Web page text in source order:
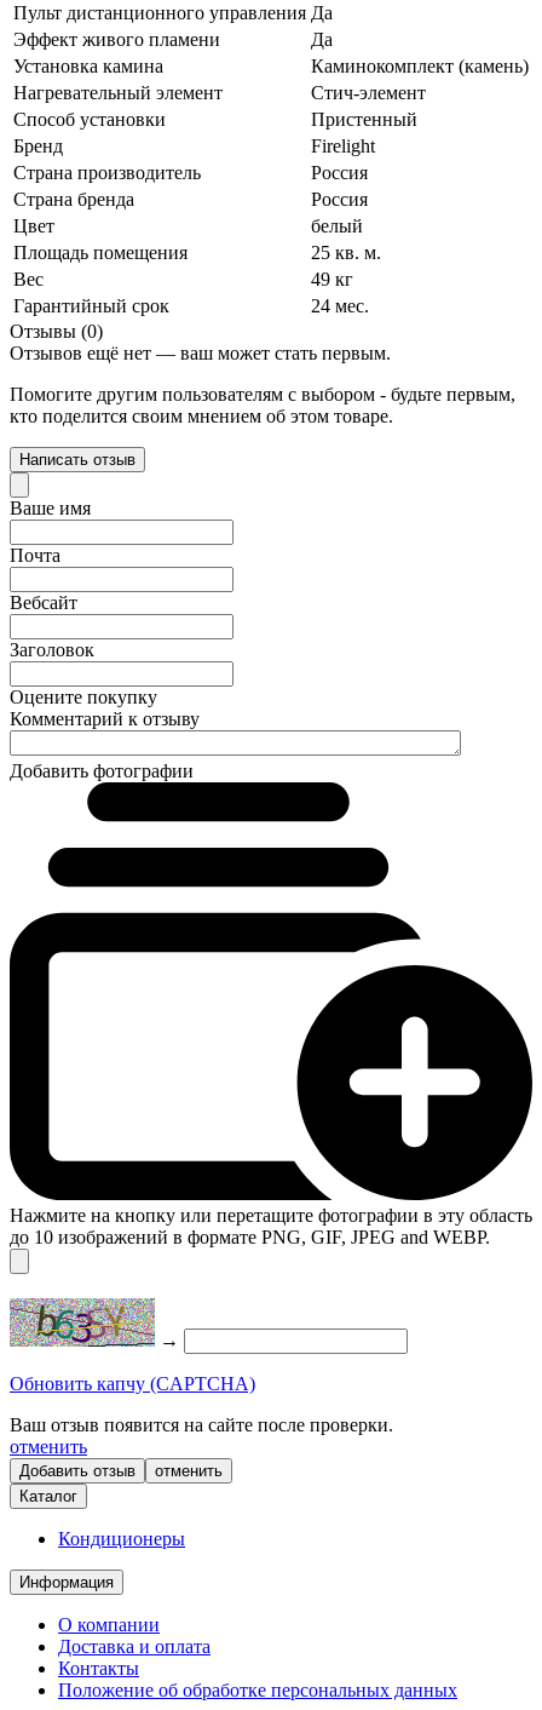
Пульт дистанционного управления Да
Эффект живого пламени
Да
Установка камина
Каминокомплект (камень)
Нагревательный элемент
Стич-элемент
Способ установки
Пристенный
Бренд
Firelight
Страна производитель
Россия
Страна бренда
Россия
Цвет
белый
Площадь помещения
25 кв. м.
Вес
49 кг
Гарантийный срок
24 мес.
Отзывы (0)
Отзывов ещё нет — ваш может стать первым.
Помогите другим пользователям с выбором - будьте первым,
кто поделится своим мнением об этом товаре.
Написать отзыв
Ваше имя
Почта
Вебсайт
Заголовок
Оцените покупку
Комментарий к отзыву
Добавить фотографии
Нажмите на кнопку или перетащите фотографии в эту область
до 10 изображений в формате PNG, GIF, JPEG and WEBP.
→
Обновить капчу (CAPTCHA)
Ваш отзыв появится на сайте после проверки.
отменить
отменить
Каталог
Кондиционеры
Информация
О компании
Доставка и оплата
Контакты
Положение об обработке персональных данных